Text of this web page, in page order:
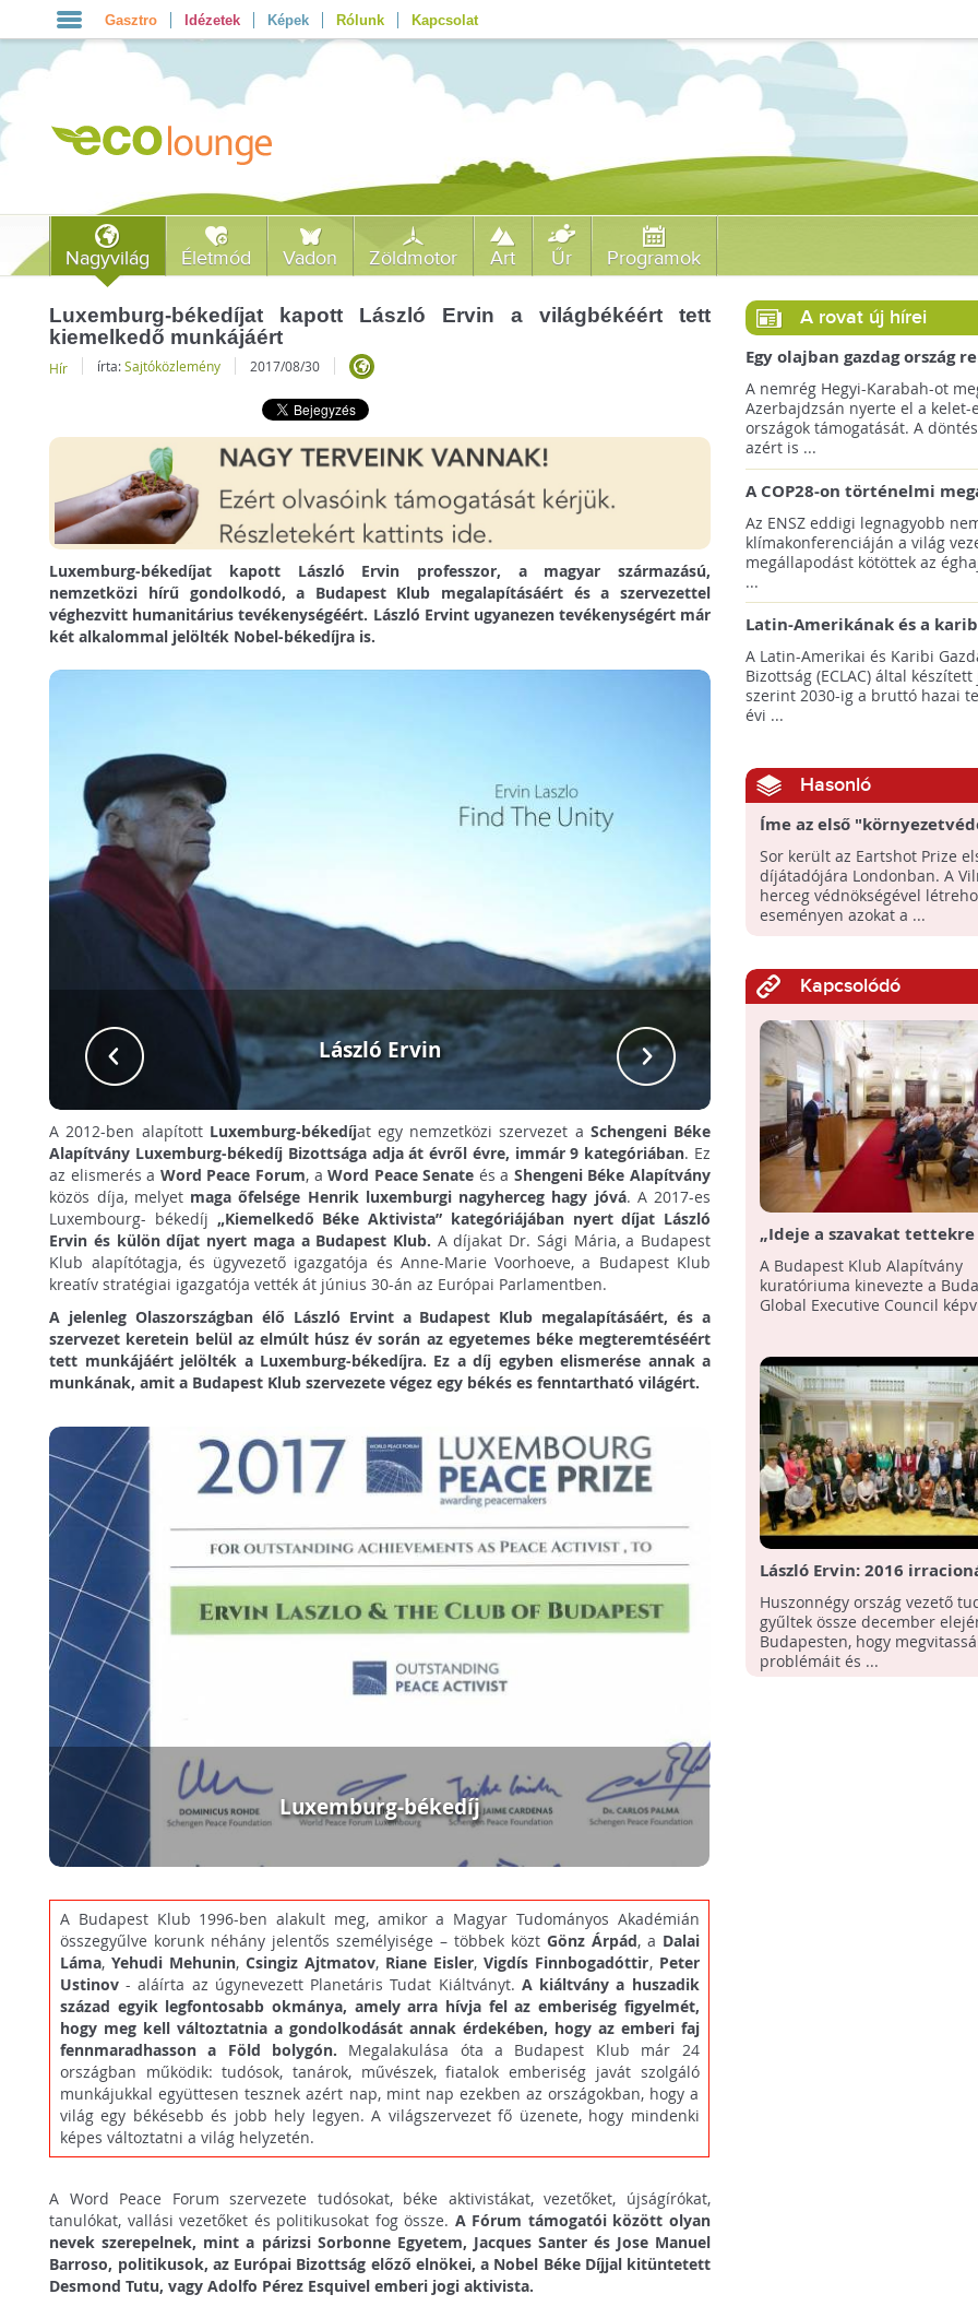
Gasztro Idézetek Képek Rólunk Kapcsolat
Nagyvilág Életmód Vadon Zöldmotor Art Űr Programok
Luxemburg-békedíjat kapott László Ervin a világbékéért tett
kiemelkedő munkájáért
Hír írta:Sajtóközlemény 2017/08/30
Luxemburg-békedíjat kapott László Ervin professzor, a magyar származású,
nemzetközi hírű gondolkodó, a Budapest Klub megalapításáért és a szervezettel
véghezvitt humanitárius tevékenységéért. László Ervint ugyanezen tevékenységért már
két alkalommal jelölték Nobel-békedíjra is.
László Ervin
A 2012-ben alapított Luxemburg-békedíjat egy nemzetközi szervezet a Schengeni Béke
Alapítvány Luxemburg-békedíj Bizottsága adja át évről évre, immár 9 kategóriában. Ez
az elismerés a Word Peace Forum, aWord Peace Senate és a Shengeni Béke Alapítvány
közös díja, melyet maga őfelsége Henrik luxemburgi nagyherceg hagy jóvá. A 2017-es
Luxembourg- békedíj „Kiemelkedő Béke Aktivista” kategóriájában nyert díjat László
Ervin és külön díjat nyert maga a Budapest Klub. A díjakat Dr. Sági Mária, a Budapest
Klub alapítótagja, és ügyvezető igazgatója és Anne-Marie Voorhoeve, a Budapest Klub
kreatív stratégiai igazgatója vették át június 30-án az Európai Parlamentben.
A jelenleg Olaszországban élő László Ervint a Budapest Klub megalapításáért, és a
szervezet keretein belül az elmúlt húsz év során az egyetemes béke megteremtéséért
tett munkájáért jelölték a Luxemburg-békedíjra. Ez a díj egyben elismerése annak a
munkának, amit a Budapest Klub szervezete végez egy békés es fenntartható világért.
Luxemburg-békedíj
A Budapest Klub 1996-ben alakult meg, amikor a Magyar Tudományos Akadémián
összegyűlve korunk néhány jelentős személyisége – többek közt Gönz Árpád, a Dalai
Láma,Yehudi Mehunin,Csingiz Ajtmatov, Riane Eisler,Vigdís Finnbogadóttir, Peter
Ustinov - aláírta az úgynevezett Planetáris Tudat Kiáltványt. A kiáltvány a huszadik
század egyik legfontosabb okmánya, amely arra hívja fel az emberiség figyelmét,
hogy meg kell változtatnia a gondolkodását annak érdekében, hogy az emberi faj
fennmaradhasson a Föld bolygón. Megalakulása óta a Budapest Klub már 24
országban működik: tudósok, tanárok, művészek, fiatalok emberiség javát szolgáló
munkájukkal együttesen tesznek azért nap, mint nap ezekben az országokban, hogy a
világ egy békésebb és jobb hely legyen. A világszervezet fő üzenete, hogy mindenki
képes változtatni a világ helyzetén.
A Word Peace Forum szervezete tudósokat, béke aktivistákat, vezetőket, újságírókat,
tanulókat, vallási vezetőket és politikusokat fog össze. A Fórum támogatói között olyan
nevek szerepelnek, mint a párizsi Sorbonne Egyetem, Jacques Santer és Jose Manuel
Barroso, politikusok, az Európai Bizottság előző elnökei, a Nobel Béke Díjjal kitüntetett
Desmond Tutu, vagy Adolfo Pérez Esquivel emberi jogi aktivista.
A rovat új hírei
Egy olajban gazdag ország
jövőre a COP29 klímacsúcsot
A nemrég Hegyi-Karabah-ot
Azerbajdzsán nyerte el a kelet-
országok támogatását. A
azért is ...
A COP28-on történelmi
született! - Összefoglaló az
klímacsúcsáról
Az ENSZ eddigi legnagyobb
klímakonferenciáján a világ
megállapodást kötöttek az
...
Latin-Amerikának és a
térségnek növelniük kell
az éghajlatvédelmi célok
A Latin-Amerikai és Karibi
Bizottság (ECLAC) által
szerint 2030-ig a bruttó hazai
évi ...
Hasonló
Íme az első
Nobel-díj" nyertesei!
Sor került az Eartshot Prize
díjátadójára Londonban. A
herceg védnökségével
eseményen azokat a ...
Kapcsolódó
„Ideje a szavakat
- A Budapest Klub
Budapest Klub Global
Council képviselőit
A Budapest Klub Alapítvány
kuratóriuma kinevezte a
Global Executive Council
László Ervin: 2016
volt, újratervezésre van
Huszonnégy ország vezető
gyűltek össze december
Budapesten, hogy
problémáit és ...